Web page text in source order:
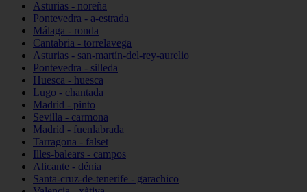
Asturias - noreña
Pontevedra - a-estrada
Málaga - ronda
Cantabria - torrelavega
Asturias - san-martín-del-rey-aurelio
Pontevedra - silleda
Huesca - huesca
Lugo - chantada
Madrid - pinto
Sevilla - carmona
Madrid - fuenlabrada
Tarragona - falset
Illes-balears - campos
Alicante - dénia
Santa-cruz-de-tenerife - garachico